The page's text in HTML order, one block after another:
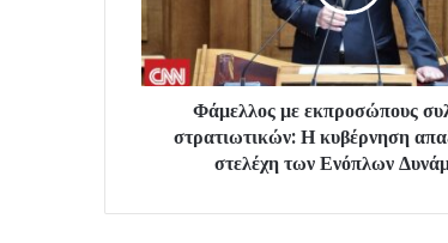
Φάμελλος με εκπροσώπους
στρατιωτικών: Η κυβέρνηση
στελέχη των Ενόπλων